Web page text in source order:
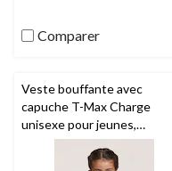
Comparer
Veste bouffante avec
capuche T-Max Charge
unisexe pour jeunes,
WindRiver